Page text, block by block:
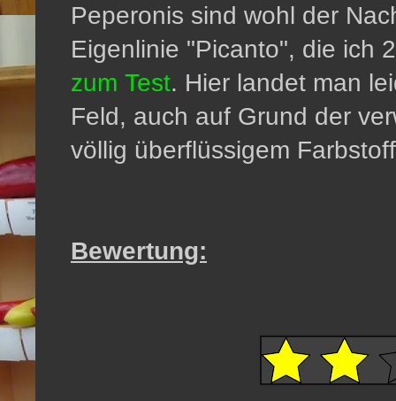
Peperonis sind wohl der
Eigenlinie "Picanto", die ich
zum Test. Hier landet man
Feld, auch auf Grund der
völlig überflüssigem
Bewertung: